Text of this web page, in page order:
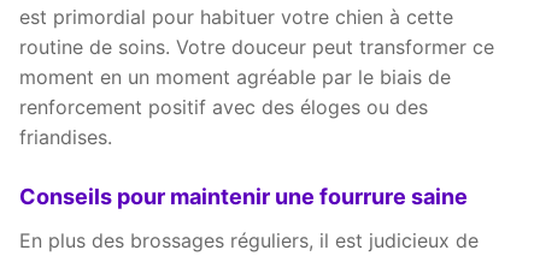
est primordial pour habituer votre chien à cette
routine de soins. Votre douceur peut transformer ce
moment en un moment agréable par le biais de
renforcement positif avec des éloges ou des
friandises.
Conseils pour maintenir une fourrure saine
En plus des brossages réguliers, il est judicieux de